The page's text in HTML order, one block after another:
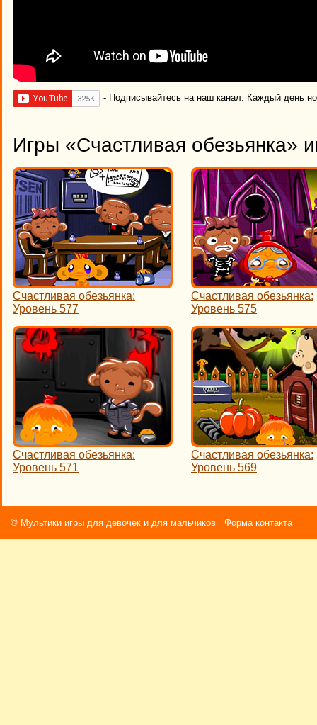
- Подписывайтесь на наш канал. Каждый день
Игры «Счастливая обезьянка»
Счастливая обезьянка:
Уровень 577
Счастливая обезьянка:
Уровень 575
Счастливая обезьянка:
Уровень 571
Счастливая обезьянка:
Уровень 569
© Мультики игры для девочек и для мальчиков Форма контакта